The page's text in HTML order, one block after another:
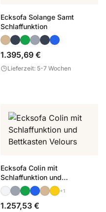
Ecksofa Solange Samt
Schlaffunktion
1.395,69 €
Lieferzeit: 5-7 Wochen
Ecksofa Colin mit
Schlaffunktion und
Bettkasten Velours+1
1.257,53 €